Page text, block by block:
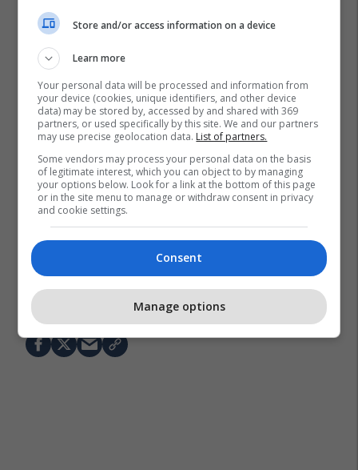
Fenerbahce Vedat Muriqi
Shqiptarët Nëpër Botë
Mallorca
Store and/or access information on a device
Learn more
Your personal data will be processed and information from
your device (cookies, unique identifiers, and other device
data) may be stored by, accessed by and shared with 369
partners, or used specifically by this site. We and our partners
may use precise geolocation data. List of partners.
Some vendors may process your personal data on the basis
of legitimate interest, which you can object to by managing
your options below. Look for a link at the bottom of this page
or in the site menu to manage or withdraw consent in privacy
and cookie settings.
Consent
Manage options